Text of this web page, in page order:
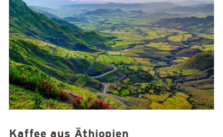
Kaffee aus Äthiopien